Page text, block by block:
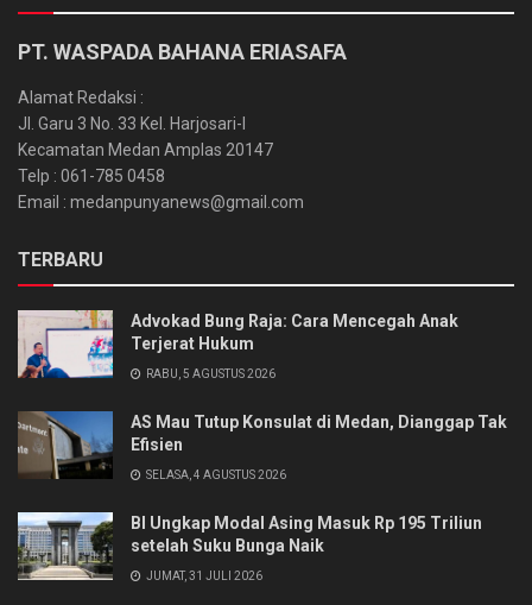
PT. WASPADA BAHANA ERIASAFA
Alamat Redaksi :
Jl. Garu 3 No. 33 Kel. Harjosari-I
Kecamatan Medan Amplas 20147
Telp : 061-785 0458
Email : medanpunyanews@gmail.com
TERBARU
Advokad Bung Raja: Cara Mencegah Anak
Terjerat Hukum
RABU, 5 AGUSTUS 2026
AS Mau Tutup Konsulat di Medan, Dianggap Tak
Efisien
SELASA, 4 AGUSTUS 2026
BI Ungkap Modal Asing Masuk Rp 195 Triliun
setelah Suku Bunga Naik
JUMAT, 31 JULI 2026